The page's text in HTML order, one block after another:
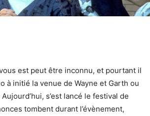
est peut être inconnu, et pourtant il
à initié la venue de Wayne et Garth ou
s’est lancé le festival de
tombent durant l’évènement,